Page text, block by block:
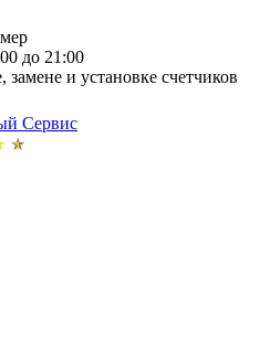
до 21:00
и установке счетчиков
Сервис
★